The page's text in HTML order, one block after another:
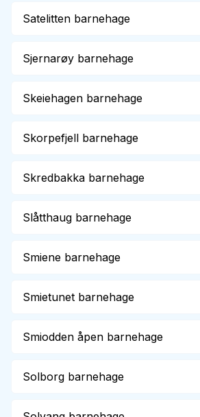
Satelitten barnehage
Sjernarøy barnehage
Skeiehagen barnehage
Skorpefjell barnehage
Skredbakka barnehage
Slåtthaug barnehage
Smiene barnehage
Smietunet barnehage
Smiodden åpen barnehage
Solborg barnehage